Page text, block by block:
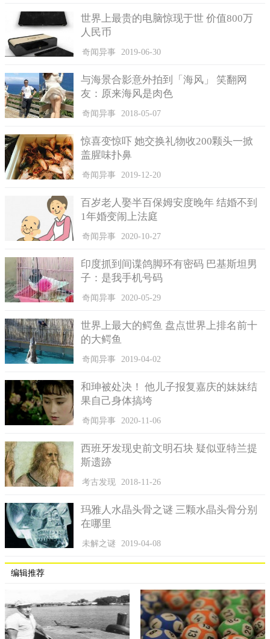
世界上最贵的电脑惊现于世 价值800万
人民币
奇闻异事 2019-06-30
与海景合影意外拍到「海风」 笑翻网
友：原来海风是肉色
奇闻异事 2018-05-07
惊喜变惊吓 她交换礼物收200颗头一掀
盖腥味扑鼻
奇闻异事 2019-12-20
百岁老人娶半百保姆安度晚年 结婚不到
1年婚变闹上法庭
奇闻异事 2020-10-27
印度抓到间谍鸽脚环有密码 巴基斯坦男
子：是我手机号码
奇闻异事 2020-05-29
世界上最大的鳄鱼 盘点世界上排名前十
的大鳄鱼
奇闻异事 2019-04-02
和珅被处决！ 他儿子报复嘉庆的妹妹结
果自己身体搞垮
奇闻异事 2020-11-06
西班牙发现史前文明石块 疑似亚特兰提
斯遗跡
考古发现 2018-11-26
玛雅人水晶头骨之谜 三颗水晶头骨分别
在哪里
未解之谜 2019-04-08
编辑推荐